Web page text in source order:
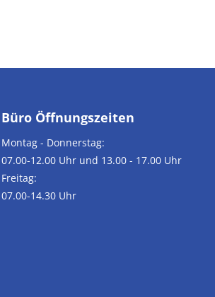
Büro Öffnungszeiten
Montag - Donnerstag:
07.00-12.00 Uhr und 13.00 - 17.00 Uhr
Freitag:
07.00-14.30 Uhr